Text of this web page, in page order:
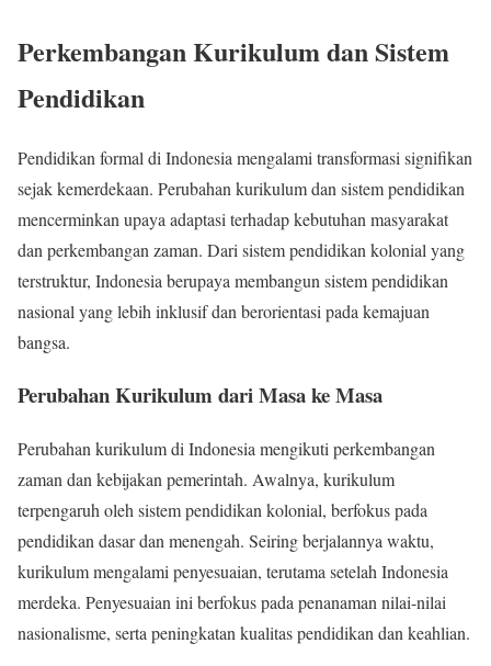
Perkembangan Kurikulum dan Sistem
Pendidikan
Pendidikan formal di Indonesia mengalami transformasi signifikan
sejak kemerdekaan. Perubahan kurikulum dan sistem pendidikan
mencerminkan upaya adaptasi terhadap kebutuhan masyarakat
dan perkembangan zaman. Dari sistem pendidikan kolonial yang
terstruktur, Indonesia berupaya membangun sistem pendidikan
nasional yang lebih inklusif dan berorientasi pada kemajuan
bangsa.
Perubahan Kurikulum dari Masa ke Masa
Perubahan kurikulum di Indonesia mengikuti perkembangan
zaman dan kebijakan pemerintah. Awalnya, kurikulum
terpengaruh oleh sistem pendidikan kolonial, berfokus pada
pendidikan dasar dan menengah. Seiring berjalannya waktu,
kurikulum mengalami penyesuaian, terutama setelah Indonesia
merdeka. Penyesuaian ini berfokus pada penanaman nilai-nilai
nasionalisme, serta peningkatan kualitas pendidikan dan keahlian.